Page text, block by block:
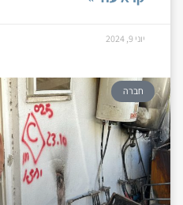
יוני 9, 2024
חברה